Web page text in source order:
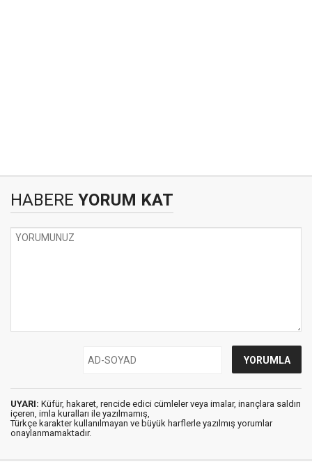
HABERE YORUM KAT
UYARI: Küfür, hakaret, rencide edici cümleler veya imalar, inançlara saldırı
içeren, imla kuralları ile yazılmamış,
Türkçe karakter kullanılmayan ve büyük harflerle yazılmış yorumlar
onaylanmamaktadır.